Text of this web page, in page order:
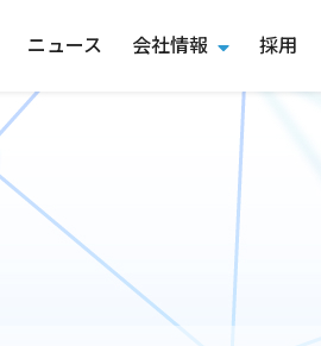
ニュース 会社情報 採用